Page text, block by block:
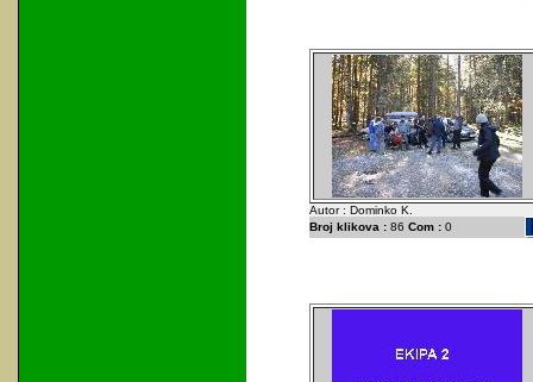
Autor : Dominko K.
Broj klikova :86 Com :0